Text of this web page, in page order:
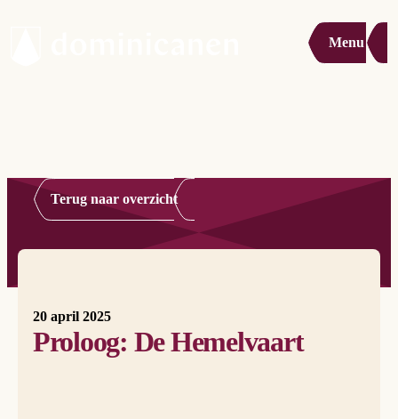
Menu
Terug naar overzicht
20 april 2025
Proloog: De Hemelvaart